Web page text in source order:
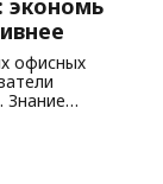
экономь
офисных
Знание
вам
приведён